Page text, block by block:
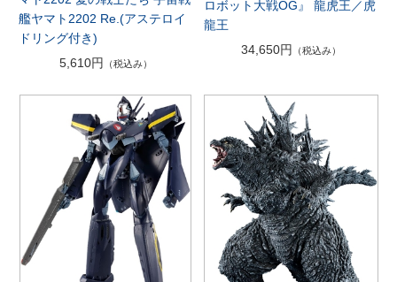
艦ヤマト2202 Re.(アステロイ
ドリング付き)
5,610円
（税込み）
ロボット大戦OG』 龍虎王／虎
龍王
34,650円
（税込み）